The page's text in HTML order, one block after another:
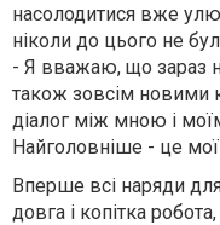
насолодитися вже
ніколи до цього не
- Я вважаю, що зараз
також зовсім новими
діалог між мною і
Найголовніше - це мої
Вперше всі наряди
довга і копітка